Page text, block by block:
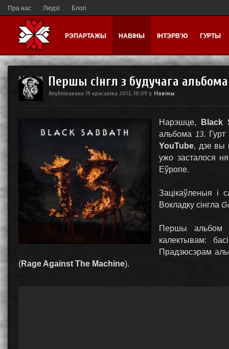
Пра нас Людзі Блогі
РЭПАРТАЖЫ НАВІНЫ ІНТЭРВ'Ю ГУРТЫ
Першы сінгл з будучага
Апублікавана 19 красавіка 2013, 18:09 у Навіны
Нарэшце,
Black
альбома 13. Гурт
YouTube, дзе вы
ужо засталося
Еўропе.
Зацікаўленыя і
Вокладку сінгла
Першы альбом
калектывам:
Прадзюсэрам
(Rage Against The Machine).